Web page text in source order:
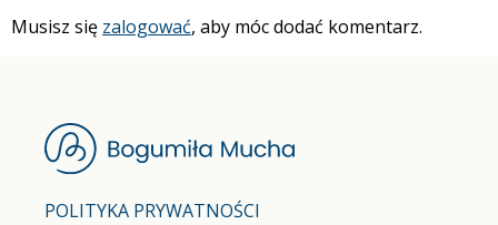
Musisz się zalogować, aby móc dodać komentarz.
POLITYKA PRYWATNOŚCI